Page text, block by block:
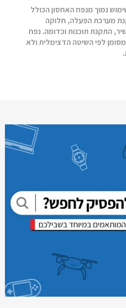
נמוך מנפח האחסון הכולל
מערכת הפעלה, חלוקה
התקנת תוכנות וכדומה. נפח
מסומן לפי השיטה הדצימלית ולא